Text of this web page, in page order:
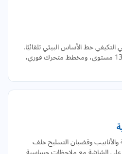
خط الأساس البيئي تلقائيًا.
مؤشر دائري بتدرج لوني من 13 مستوى، ومخطط متحرك فوري،
وقضبان التسليح خلف